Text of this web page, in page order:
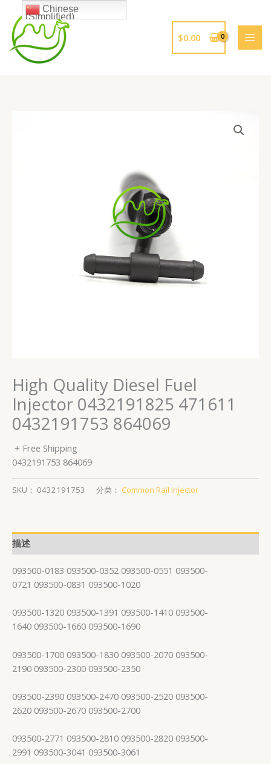
$0.00
High Quality Diesel Fuel
Injector 0432191825 471611
0432191753 864069
+ Free Shipping
0432191753 864069
SKU： 0432191753 分类： Common Rail Injector
描述
093500-0183 093500-0352 093500-0551 093500-
0721 093500-0831 093500-1020
093500-1320 093500-1391 093500-1410 093500-
1640 093500-1660 093500-1690
093500-1700 093500-1830 093500-2070 093500-
2190 093500-2300 093500-2350
093500-2390 093500-2470 093500-2520 093500-
2620 093500-2670 093500-2700
093500-2771 093500-2810 093500-2820 093500-
2991 093500-3041 093500-3061
Chinese
(Simplified)